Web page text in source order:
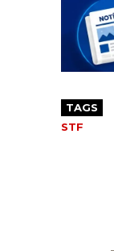
TAGS
STF